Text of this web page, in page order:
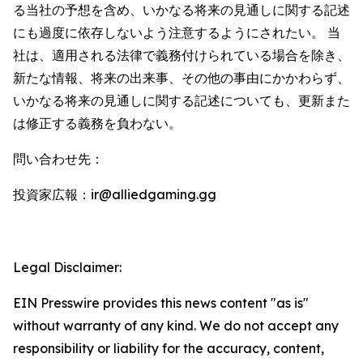
る当社の予想を含め、いかなる将来の見通しに関する記述
にも過度に依存しないよう注意するようにされたい。 当
社は、適用される法律で義務付けられている場合を除き、
新たな情報、将来の出来事、その他の事由にかかわらず、
いかなる将来の見通しに関する記述についても、更新また
は修正する義務を負わない。
問い合わせ先：
投資家広報：ir@alliedgaming.gg
Legal Disclaimer:
EIN Presswire provides this news content "as is"
without warranty of any kind. We do not accept any
responsibility or liability for the accuracy, content,